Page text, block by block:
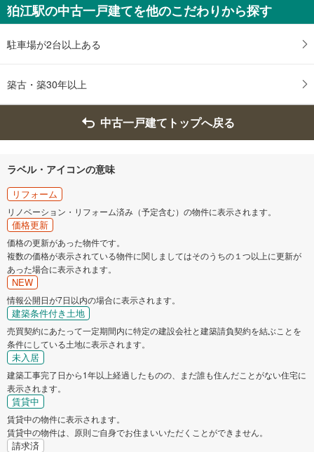
す
る
狛江駅の中古一戸建てを他のこだわりから探す
駐車場が2台以上ある
築古・築30年以上
中古一戸建てトップへ戻る
ラベル・アイコンの意味
リフォーム
リノベーション・リフォーム済み（予定含む）の物件に表示されます。
価格更新
価格の更新があった物件です。
複数の価格が表示されている物件に関しましてはそのうちの１つ以上に更新が
あった場合に表示されます。
NEW
情報公開日が7日以内の場合に表示されます。
建築条件付き土地
売買契約にあたって一定期間内に特定の建設会社と建築請負契約を結ぶことを
条件にしている土地に表示されます。
未入居
建築工事完了日から1年以上経過したものの、まだ誰も住んだことがない住宅に
表示されます。
賃貸中
賃貸中の物件に表示されます。
賃貸中の物件は、原則ご自身でお住まいいただくことができません。
請求済